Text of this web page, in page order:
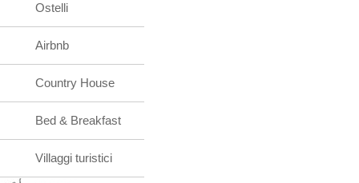
Ostelli
Airbnb
Country House
Bed & Breakfast
Villaggi turistici